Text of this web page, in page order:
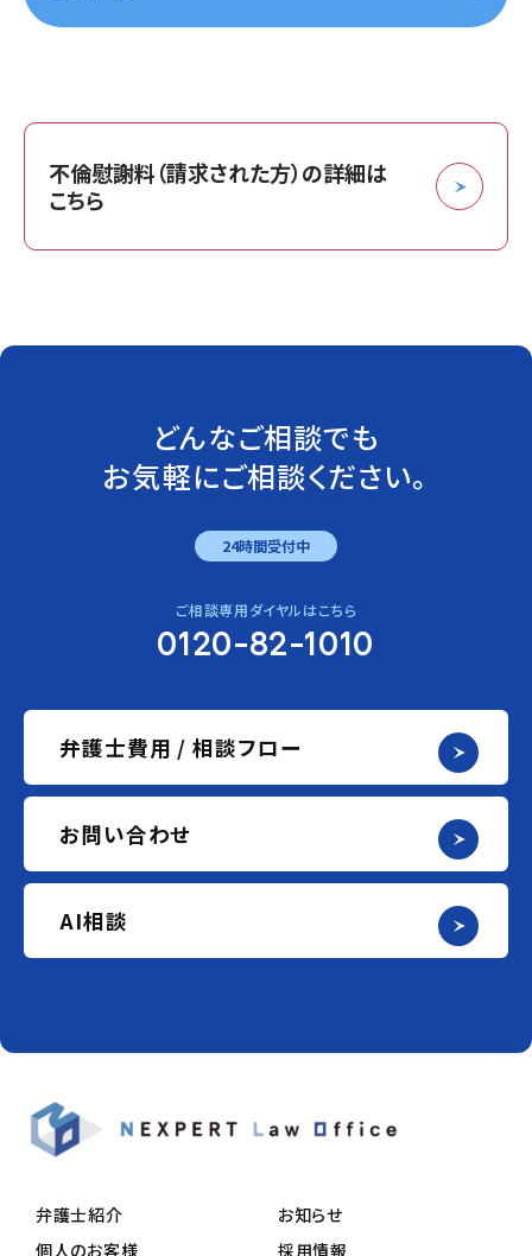
不倫慰謝料（請求された方）の詳細は
こちら
どんなご相談でも
お気軽にご相談ください。
24時間受付中
ご相談専用ダイヤルはこちら
0120-82-1010
弁護士費用 / 相談フロー
お問い合わせ
AI相談
弁護士紹介
個人のお客様
お知らせ
採用情報